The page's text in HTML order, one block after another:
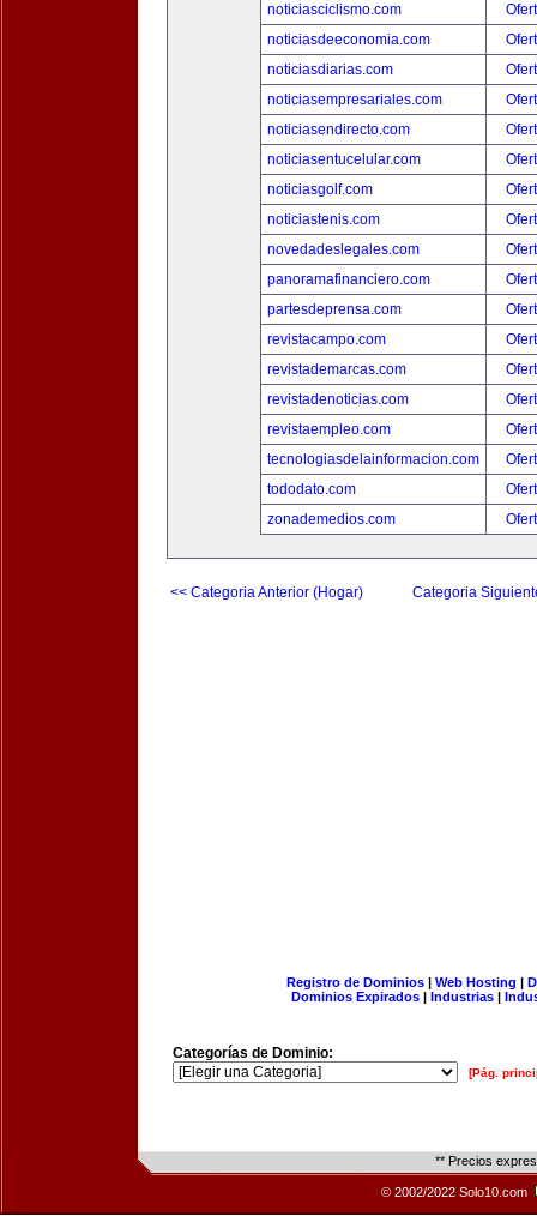
noticiasciclismo.com
noticiasdeeconomia.com
noticiasdiarias.com
noticiasempresariales.com
noticiasendirecto.com
noticiasentucelular.com
noticiasgolf.com
noticiastenis.com
novedadeslegales.com
panoramafinanciero.com
partesdeprensa.com
revistacampo.com
revistademarcas.com
revistadenoticias.com
revistaempleo.com
tecnologiasdelainformacion.com
tododato.com
zonademedios.com
<< Categoria Anterior (Hogar) Categoria
Registro de Dominios| Web Hosting |
Dominios Expirados | Industrias |
Categorías de Dominio:
[Pág.
** Precios
© 2002/2022 Solo10.com